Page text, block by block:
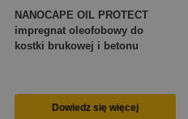
NANOCAPE OIL PROTECT
impregnat oleofobowy do
kostki brukowej i betonu
Dowiedz się więcej